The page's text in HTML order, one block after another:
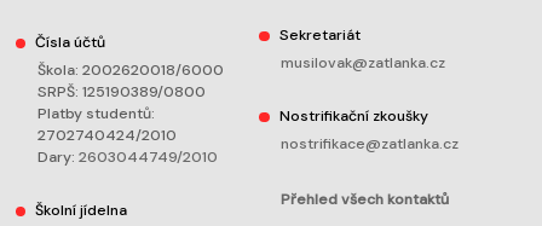
Čísla účtů
Škola: 2002620018/6000
SRPŠ: 125190389/0800
Platby studentů:
2702740424/2010
Dary: 2603044749/2010
Školní jídelna
Sekretariát
musilovak@zatlanka.cz
Nostrifikační zkoušky
nostrifikace@zatlanka.cz
Přehled všech kontaktů